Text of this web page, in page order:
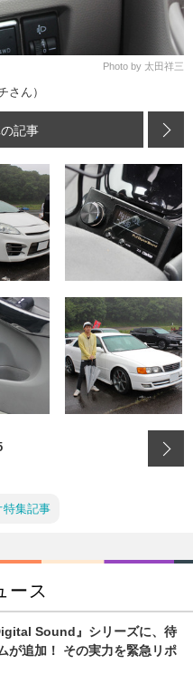
Photo by 太田祥三
さん）
記事
特集記事
ース
Sound』シリーズに、待
が追加！ その実力を緊急リポ